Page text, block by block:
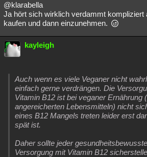
@klarabella
Ja hört sich wirklich verdammt kompliziert
kaufen und dann einzunehmen.
kayleigh
Auch wenn es viele Veganer nicht
einfach gerne verdrängen. Die
Vitamin B12 ist bei veganer Ernährung
angereicherten Lebensmitteln) nicht
eines B12 Mangels treten leider erst
spät ist.
Daher sollte jeder
Versorgung mit Vitamin B12